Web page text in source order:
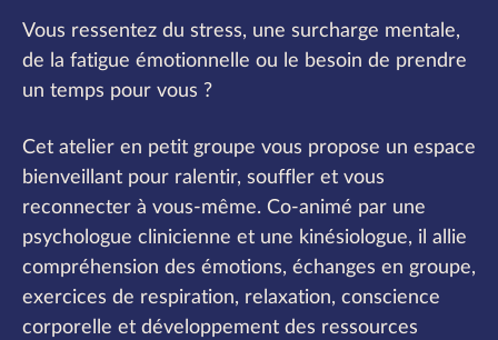
Vous ressentez du stress, une surcharge mentale,
de la fatigue émotionnelle ou le besoin de prendre
un temps pour vous ?
Cet atelier en petit groupe vous propose un espace
bienveillant pour ralentir, souffler et vous
reconnecter à vous-même. Co-animé par une
psychologue clinicienne et une kinésiologue, il allie
compréhension des émotions, échanges en groupe,
exercices de respiration, relaxation, conscience
corporelle et développement des ressources